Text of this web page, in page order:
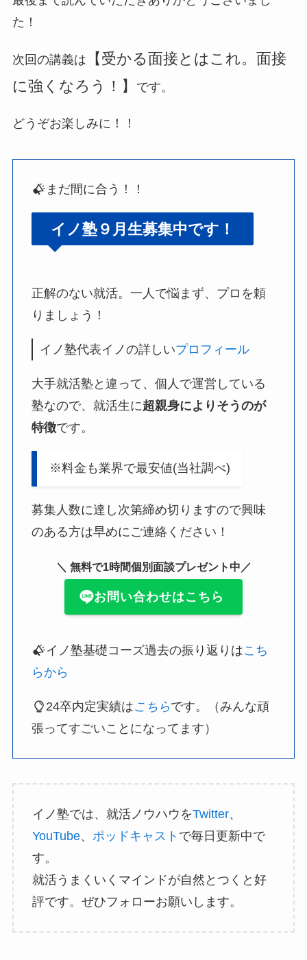
た！
次回の講義は
【受かる面接とはこれ。面接
に強くなろう！】
です。
どうぞお楽しみに！！
まだ間に合う！！
イノ塾９月生募集中です！
正解のない就活。一人で悩まず、プロを頼
りましょう！
イノ塾代表イノの詳しいプロフィール
大手就活塾と違って、個人で運営している
塾なので、就活生に超親身によりそうのが
特徴です。
※料金も業界で最安値(当社調べ)
募集人数に達し次第締め切りますので興味
のある方は早めにご連絡ください！
＼ 無料で1時間個別面談プレゼント中／
お問い合わせはこちら
イノ塾基礎コーズ過去の振り返りはこち
らから
24卒内定実績はこちらです。（みんな頑
張ってすごいことになってます）
イノ塾では、就活ノウハウをTwitter、
YouTube、 ポッドキャスト で毎日更新中で
す。
就活うまくいくマインドが自然とつくと好
評です。ぜひフォローお願いします。